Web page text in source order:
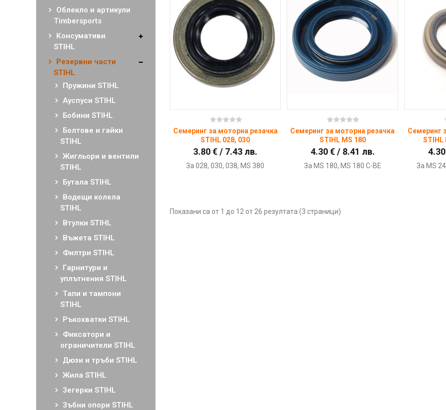
Облекло и артикули
Timbersports
Консумативи
STIHL
Резервни части
STIHL
Пружини STIHL
Ауспуси STIHL
Бобини STIHL
Болтове и гайки
STIHL
Жигльори и вентили
STIHL
Бутала STIHL
Водещи колела
STIHL
Втулки STIHL
Въжета STIHL
Филтри STIHL
Гарнитури и
уплътнения STIHL
Тапи и тампони
STIHL
Ръкохватки STIHL
Фиксатори и
ограничители STIHL
Дюзи и тръби STIHL
Жила STIHL
Зегерки STIHL
Зъбни опори STIHL
Купи
Семеринг за моторна резачка
STIHL 028, 030
3.80 € / 7.43 лв.
За 028, 030, 038, MS 380
Купи
Семеринг за моторна резачка
STIHL MS 180
4.30 € / 8.41 лв.
За MS 180, MS 180 C-BE
Семеринг
STIHL
За MS
Показани са от 1 до 12 от 26 резултата (3 страници)